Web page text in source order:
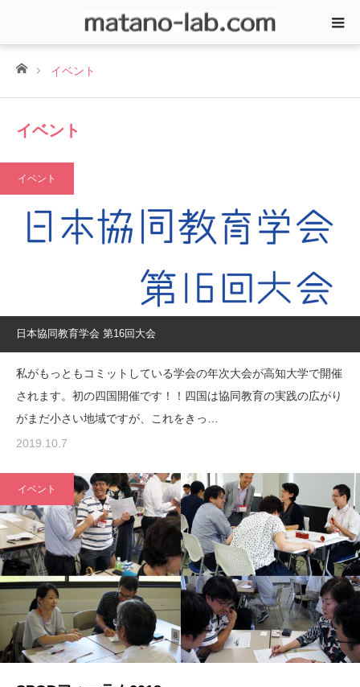
ホームイベント
イベント
イベント
日本協同教育学会 第16回大会
私がもっともコミットしている学会の年次大会が高知大学で開催
されます。初の四国開催です！！四国は協同教育の実践の広がり
がまだ小さい地域ですが、これをきっ…
2019.10.7
イベント